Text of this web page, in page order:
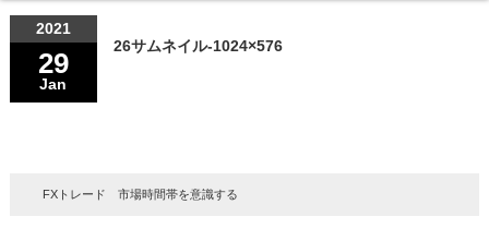
2021
29
Jan
26サムネイル-1024×576
FXトレード 市場時間帯を意識する